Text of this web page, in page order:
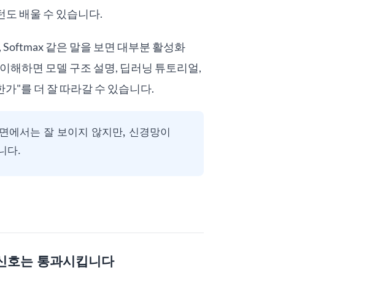
도 배울 수 있습니다.
같은 말을 보면 대부분 활성화
해하면 모델 구조 설명, 딥러닝 튜토리얼,
"를 더 잘 따라갈 수 있습니다.
에서는 잘 보이지 않지만, 신경망이
다.
호는 통과시킵니다